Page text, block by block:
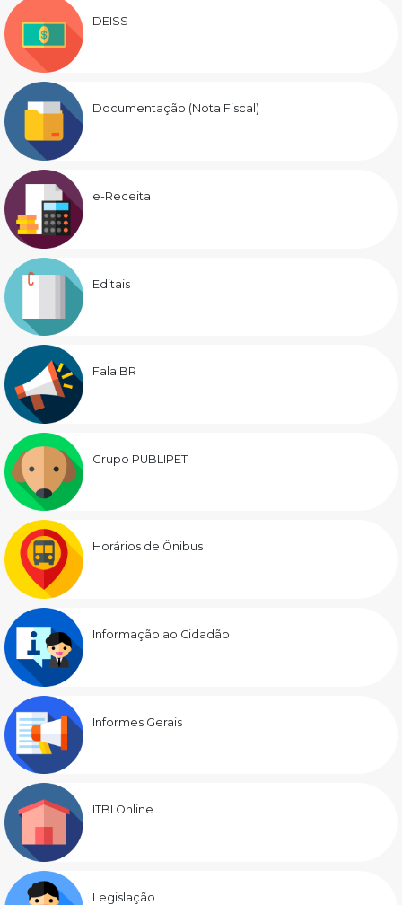
DEISS
Documentação (Nota Fiscal)
e-Receita
Editais
Fala.BR
Grupo PUBLIPET
Horários de Ônibus
Informação ao Cidadão
Informes Gerais
ITBI Online
Legislação